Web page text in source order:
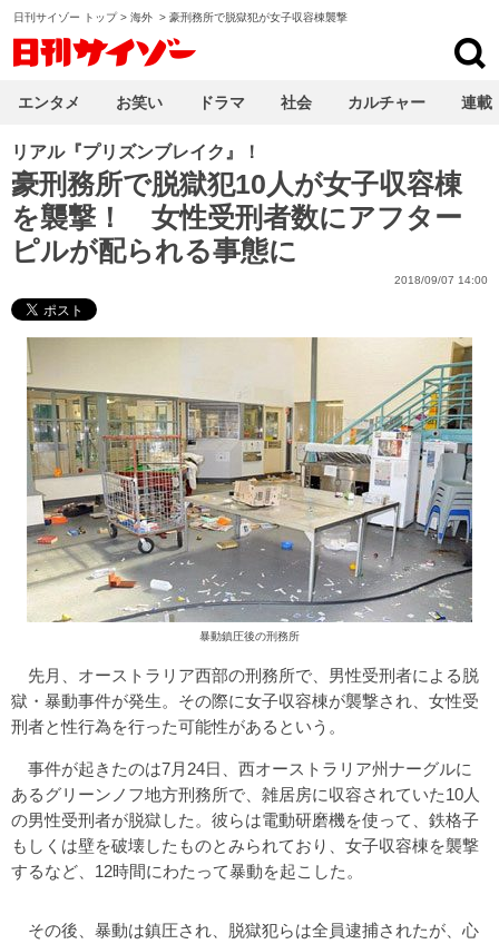
日刊サイゾー トップ> 海外 > 豪刑務所で脱獄犯が女子収容棟襲撃
リアル『プリズンブレイク』！
豪刑務所で脱獄犯10人が女子収容棟
を襲撃！ 女性受刑者数にアフター
ピルが配られる事態に
2018/09/07 14:00
暴動鎮圧後の刑務所
先月、オーストラリア西部の刑務所で、男性受刑者による脱
獄・暴動事件が発生。その際に女子収容棟が襲撃され、女性受
刑者と性行為を行った可能性があるという。
事件が起きたのは7月24日、西オーストラリア州ナーグルに
あるグリーンノフ地方刑務所で、雑居房に収容されていた10人
の男性受刑者が脱獄した。彼らは電動研磨機を使って、鉄格子
もしくは壁を破壊したものとみられており、女子収容棟を襲撃
するなど、12時間にわたって暴動を起こした。
その後、暴動は鎮圧され、脱獄犯らは全員逮捕されたが、心
エンタメ お笑い ドラマ 社会 カルチャー 連載